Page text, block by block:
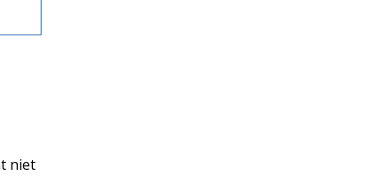
niet